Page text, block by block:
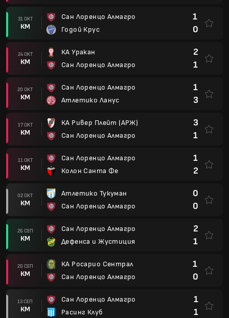
31 ОКТ
КМ
Сан Лоренцо Алмагро
Годой Крус
1
0
24 ОКТ
КМ
КА Уракан
Сан Лоренцо Алмагро
2
1
20 ОКТ
КМ
Сан Лоренцо Алмагро
Атлетико Ланус
1
3
17 ОКТ
КМ
КА Ривер Плейт (АРЖ)
Сан Лоренцо Алмагро
3
1
11 ОКТ
КМ
Сан Лоренцо Алмагро
Колон Санта Фе
1
2
02 ОКТ
КМ
Атлетико Тукуман
Сан Лоренцо Алмагро
0
0
26 СЕП
КМ
Сан Лоренцо Алмагро
Дефенса и Жустиция
2
1
20 СЕП
КМ
КА Росарио Сентрал
Сан Лоренцо Алмагро
1
0
13 СЕП
КМ
Сан Лоренцо Алмагро
Расинг Клуб
1
1